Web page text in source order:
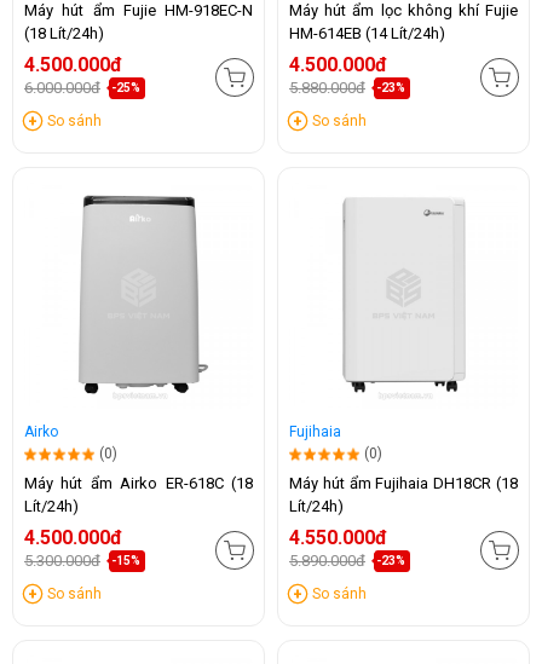
Máy hút ẩm Fujie HM-918EC-N
(18 Lít/24h)
4.500.000đ
6.000.000đ -25%
So sánh
Máy hút ẩm lọc không khí Fujie
HM-614EB (14 Lít/24h)
4.500.000đ
5.880.000đ -23%
So sánh
Airko
(0)
Máy hút ẩm Airko ER-618C (18
Lít/24h)
4.500.000đ
5.300.000đ -15%
So sánh
Fujihaia
(0)
Máy hút ẩm Fujihaia DH18CR (18
Lít/24h)
4.550.000đ
5.890.000đ -23%
So sánh